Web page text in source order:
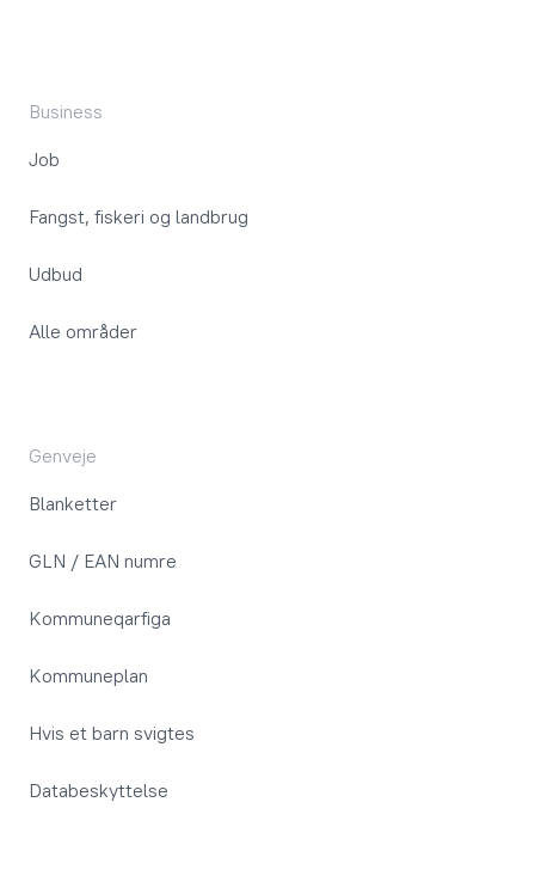
Business
Job
Fangst, fiskeri og landbrug
Udbud
Alle områder
Genveje
Blanketter
GLN / EAN numre
Kommuneqarfiga
Kommuneplan
Hvis et barn svigtes
Databeskyttelse